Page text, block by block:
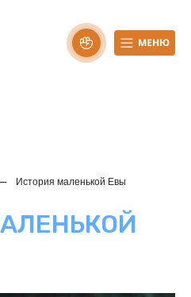
История маленькой Евы